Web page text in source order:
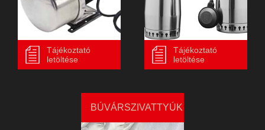
Tájékoztató
letöltése
Tájékoztató
letöltése
BÚVÁRSZIVATTYÚK